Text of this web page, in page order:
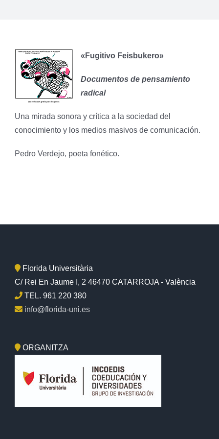
«Fugitivo Feisbukero»
Documentos de pensamiento
radical
Una mirada sonora y crítica a la sociedad del
conocimiento y los medios masivos de comunicación.
Pedro Verdejo, poeta fonético.
Florida Universitària
C/ Rei En Jaume I, 2 46470 CATARROJA - València
TEL. 961 220 380
info@florida-uni.es
ORGANITZA